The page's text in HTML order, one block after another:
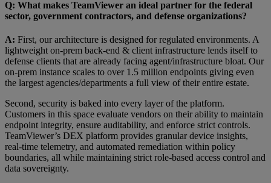
Q: What makes TeamViewer an ideal partner for the federal
sector, government contractors, and defense organizations?
A: First, our architecture is designed for regulated environments. A
lightweight on-prem back-end & client infrastructure lends itself to
defense clients that are already facing agent/infrastructure bloat. Our
on-prem instance scales to over 1.5 million endpoints giving even
the largest agencies/departments a full view of their entire estate.
Second, security is baked into every layer of the platform.
Customers in this space evaluate vendors on their ability to maintain
endpoint integrity, ensure auditability, and enforce strict controls.
TeamViewer’s DEX platform provides granular device insights,
real-time telemetry, and automated remediation within policy
boundaries, all while maintaining strict role-based access control and
data sovereignty.